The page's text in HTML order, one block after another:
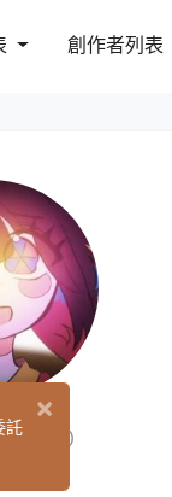
創作者列表
(0)
×
託